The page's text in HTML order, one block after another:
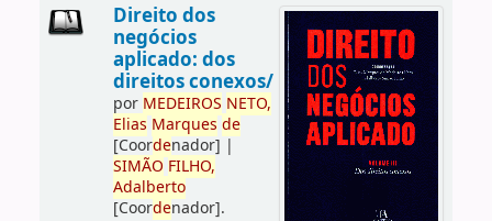
Direito dos
negócios
aplicado: dos
direitos conexos/
por MEDEIROS NETO,
Elias Marques de
[Coordenador] |
SIMÃO FILHO,
Adalberto
[Coordenador].